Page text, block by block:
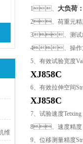
维
1、大负荷：
2、荷重元精
3、测试
4、操作
5、有效试验宽度
XJ858C
6、有效拉伸空间
XJ858C
7、试验速度
8、速度精度
9、位移测量精度